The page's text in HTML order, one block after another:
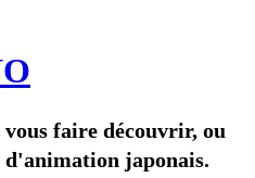
faire découvrir, ou
japonais.